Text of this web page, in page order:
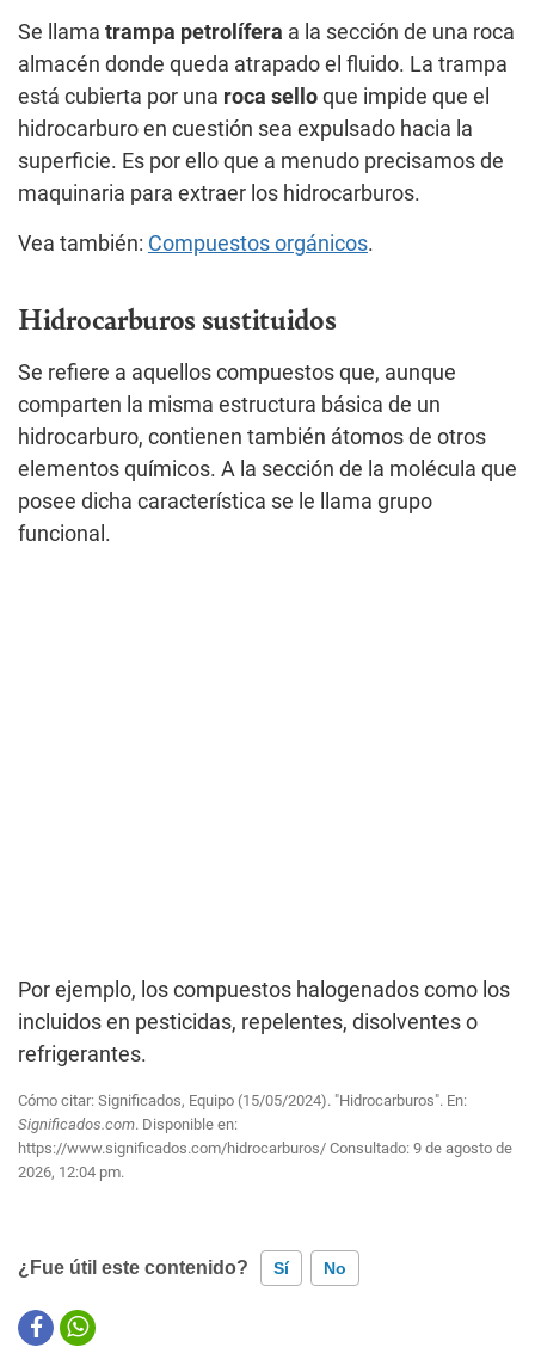
Se llama trampa petrolífera a la sección de una roca
almacén donde queda atrapado el fluido. La trampa
está cubierta por una roca sello que impide que el
hidrocarburo en cuestión sea expulsado hacia la
superficie. Es por ello que a menudo precisamos de
maquinaria para extraer los hidrocarburos.
Vea también: Compuestos orgánicos.
Hidrocarburos sustituidos
Se refiere a aquellos compuestos que, aunque
comparten la misma estructura básica de un
hidrocarburo, contienen también átomos de otros
elementos químicos. A la sección de la molécula que
posee dicha característica se le llama grupo
funcional.
Por ejemplo, los compuestos halogenados como los
incluidos en pesticidas, repelentes, disolventes o
refrigerantes.
Cómo citar: Significados, Equipo (15/05/2024). "Hidrocarburos". En:
Significados.com. Disponible en:
https://www.significados.com/hidrocarburos/ Consultado: 9 de agosto de
2026, 12:04 pm.
¿Fue útil este contenido? Sí No
Este contenido contiene información incorrecta